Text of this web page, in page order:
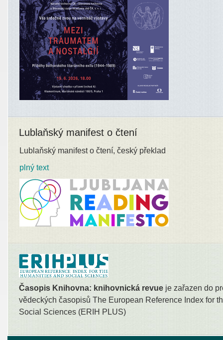
Lublaňský manifest o čtení
Lublaňský manifest o čtení, český překlad
plný text
Časopis Knihovna: knihovnická revue je zařazen do
vědeckých časopisů The European Reference Index for
Social Sciences (ERIH PLUS)